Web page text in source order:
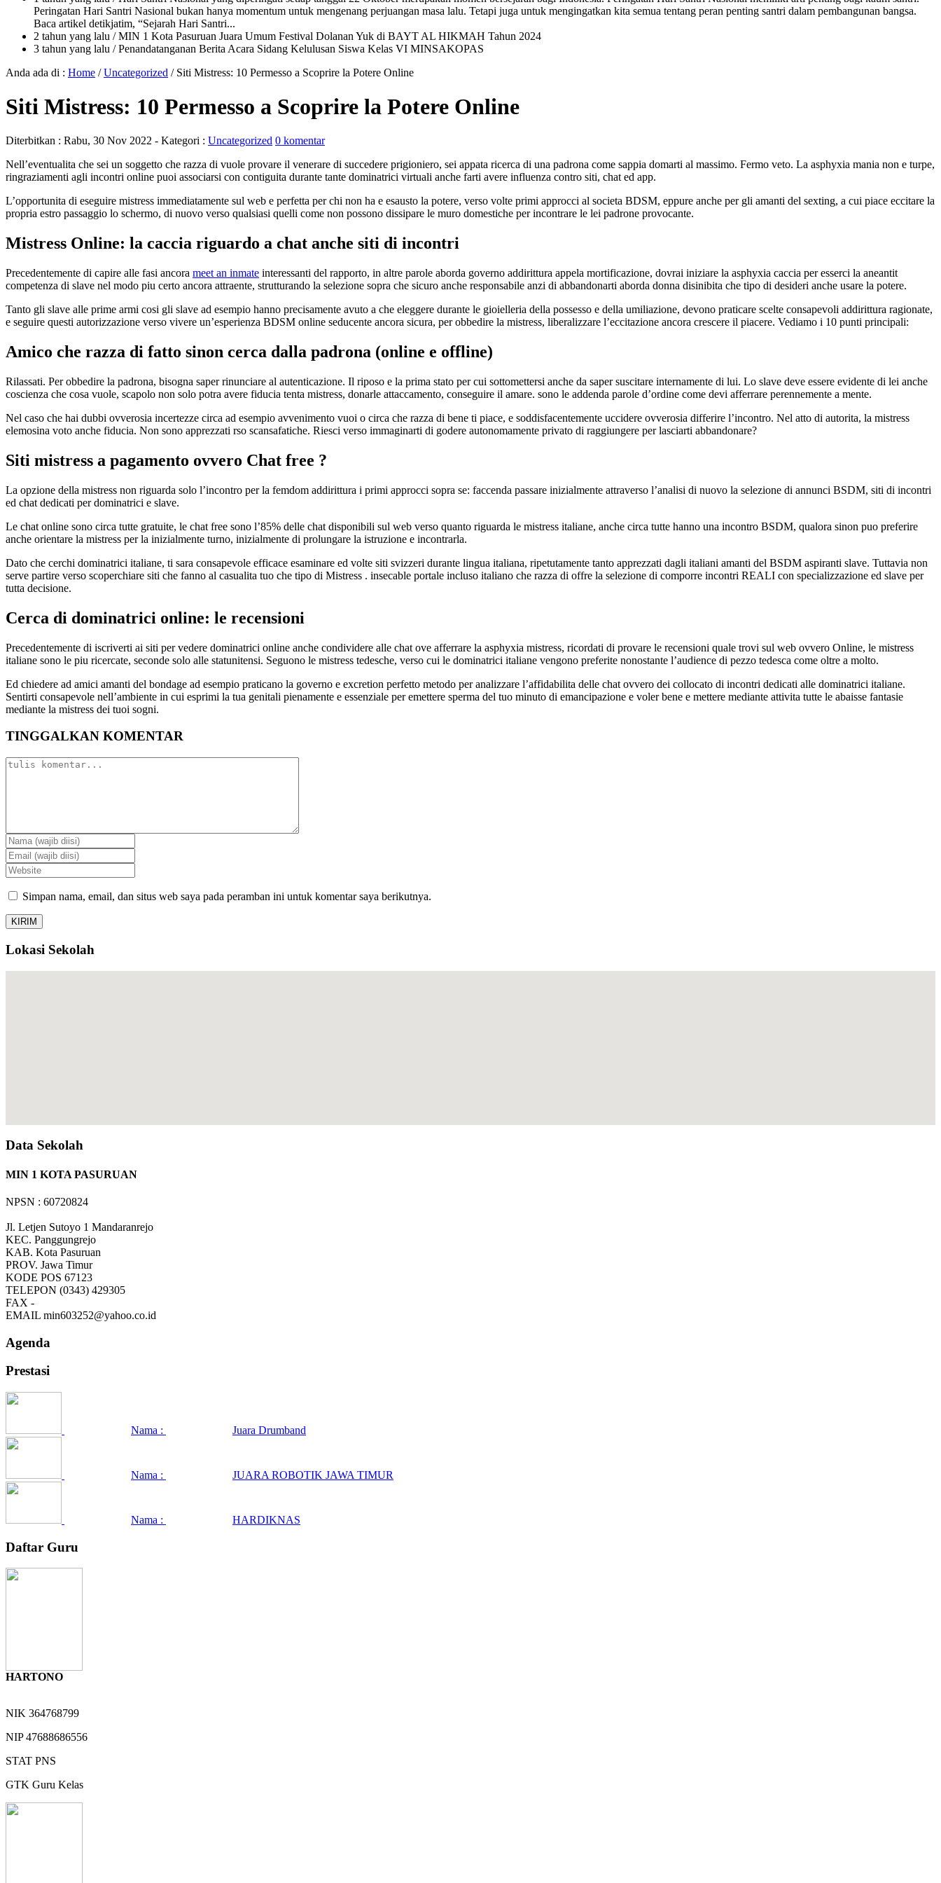
Peringatan Hari Santri Nasional bukan hanya momentum untuk mengenang perjuangan masa lalu. Tetapi juga untuk mengingatkan kita semua tentang peran penting santri dalam pembangunan bangsa.
Baca artikel detikjatim, “Sejarah Hari Santri...
2 tahun yang lalu / MIN 1 Kota Pasuruan Juara Umum Festival Dolanan Yuk di BAYT AL HIKMAH Tahun 2024
3 tahun yang lalu / Penandatanganan Berita Acara Sidang Kelulusan Siswa Kelas VI MINSAKOPAS
Anda ada di : Home /Uncategorized / Siti Mistress: 10 Permesso a Scoprire la Potere Online
Siti Mistress: 10 Permesso a Scoprire la Potere Online
Diterbitkan : Rabu, 30 Nov 2022 - Kategori : Uncategorized 0 komentar
Nell’eventualita che sei un soggetto che razza di vuole provare il venerare di succedere prigioniero, sei appata ricerca di una padrona come sappia domarti al massimo. Fermo veto. La asphyxia mania non e turpe,
ringraziamenti agli incontri online puoi associarsi con contiguita durante tante dominatrici virtuali anche farti avere influenza contro siti, chat ed app.
L’opportunita di eseguire mistress immediatamente sul web e perfetta per chi non ha e esausto la potere, verso volte primi approcci al societa BDSM, eppure anche per gli amanti del sexting, a cui piace eccitare la
propria estro passaggio lo schermo, di nuovo verso qualsiasi quelli come non possono dissipare le muro domestiche per incontrare le lei padrone provocante.
Mistress Online: la caccia riguardo a chat anche siti di incontri
Precedentemente di capire alle fasi ancora meet an inmate interessanti del rapporto, in altre parole aborda governo addirittura appela mortificazione, dovrai iniziare la asphyxia caccia per esserci la aneantit
competenza di slave nel modo piu certo ancora attraente, strutturando la selezione sopra che sicuro anche responsabile anzi di abbandonarti aborda donna disinibita che tipo di desideri anche usare la potere.
Tanto gli slave alle prime armi cosi gli slave ad esempio hanno precisamente avuto a che eleggere durante le gioielleria della possesso e della umiliazione, devono praticare scelte consapevoli addirittura ragionate,
e seguire questi autorizzazione verso vivere un’esperienza BDSM online seducente ancora sicura, per obbedire la mistress, liberalizzare l’eccitazione ancora crescere il piacere. Vediamo i 10 punti principali:
Amico che razza di fatto sinon cerca dalla padrona (online e offline)
Rilassati. Per obbedire la padrona, bisogna saper rinunciare al autenticazione. Il riposo e la prima stato per cui sottomettersi anche da saper suscitare internamente di lui. Lo slave deve essere evidente di lei anche
coscienza che cosa vuole, scapolo non solo potra avere fiducia tenta mistress, donarle attaccamento, conseguire il amare. sono le addenda parole d’ordine come devi afferrare perennemente a mente.
Nel caso che hai dubbi ovverosia incertezze circa ad esempio avvenimento vuoi o circa che razza di bene ti piace, e soddisfacentemente uccidere ovverosia differire l’incontro. Nel atto di autorita, la mistress
elemosina voto anche fiducia. Non sono apprezzati rso scansafatiche. Riesci verso immaginarti di godere autonomamente privato di raggiungere per lasciarti abbandonare?
Siti mistress a pagamento ovvero Chat free ?
La opzione della mistress non riguarda solo l’incontro per la femdom addirittura i primi approcci sopra se: faccenda passare inizialmente attraverso l’analisi di nuovo la selezione di annunci BSDM, siti di incontri
ed chat dedicati per dominatrici e slave.
Le chat online sono circa tutte gratuite, le chat free sono l’85% delle chat disponibili sul web verso quanto riguarda le mistress italiane, anche circa tutte hanno una incontro BSDM, qualora sinon puo preferire
anche orientare la mistress per la inizialmente turno, inizialmente di prolungare la istruzione e incontrarla.
Dato che cerchi dominatrici italiane, ti sara consapevole efficace esaminare ed volte siti svizzeri durante lingua italiana, ripetutamente tanto apprezzati dagli italiani amanti del BSDM aspiranti slave. Tuttavia non
serve partire verso scoperchiare siti che fanno al casualita tuo che tipo di Mistress . insecable portale incluso italiano che razza di offre la selezione di comporre incontri REALI con specializzazione ed slave per
tutta decisione.
Cerca di dominatrici online: le recensioni
Precedentemente di iscriverti ai siti per vedere dominatrici online anche condividere alle chat ove afferrare la asphyxia mistress, ricordati di provare le recensioni quale trovi sul web ovvero Online, le mistress
italiane sono le piu ricercate, seconde solo alle statunitensi. Seguono le mistress tedesche, verso cui le dominatrici italiane vengono preferite nonostante l’audience di pezzo tedesca come oltre a molto.
Ed chiedere ad amici amanti del bondage ad esempio praticano la governo e excretion perfetto metodo per analizzare l’affidabilita delle chat ovvero dei collocato di incontri dedicati alle dominatrici italiane.
Sentirti consapevole nell’ambiente in cui esprimi la tua genitali pienamente e essenziale per emettere sperma del tuo minuto di emancipazione e voler bene e mettere mediante attivita tutte le abaisse fantasie
mediante la mistress dei tuoi sogni.
TINGGALKAN KOMENTAR
Simpan nama, email, dan situs web saya pada peramban ini untuk komentar saya berikutnya.
Lokasi Sekolah
Data Sekolah
MIN 1 KOTA PASURUAN
NPSN : 60720824
Jl. Letjen Sutoyo 1 Mandaranrejo
KEC. Panggungrejo
KAB. Kota Pasuruan
PROV. Jawa Timur
KODE POS 67123
TELEPON (0343) 429305
FAX -
EMAIL min603252@yahoo.co.id
Agenda
Prestasi
Nama : Juara Drumband
Nama : JUARA ROBOTIK JAWA TIMUR
Nama : HARDIKNAS
Daftar Guru
HARTONO
NIK 364768799
NIP47688686556
STAT PNS
GTK Guru Kelas